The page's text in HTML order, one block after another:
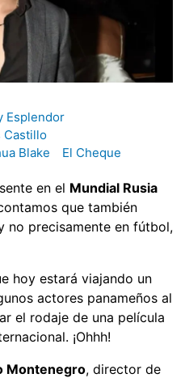
Esplendor
Castillo
Blake El Cheque
en el Mundial Rusia
que también
no precisamente en fútbol,
hoy estará viajando un
actores panameños al
el rodaje de una película
¡Ohhh!
Montenegro, director de